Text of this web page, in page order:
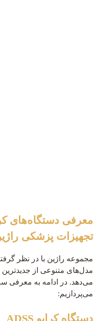
معرفی دستگاه‌های
تجهیزات پزشکی
مجموعه راژین با در نظر
مدل‌های متنوعی از جدیدترین
می‌دهد. در ادامه به معرفی
می‌پردازیم:
دستگاه کرایو ADSS